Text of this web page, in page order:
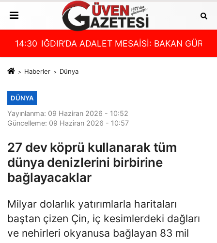
4 YILDIR ÇÖZÜLEMEYEN CİNAYET
13:36 IĞDIR İL ÖZEL İDARESİ’NDEN KÖYLERDE
Haberler Dünya
DÜNYA
Yayınlanma: 09 Haziran 2026 - 10:52
Güncelleme: 09 Haziran 2026 - 10:57
27 dev köprü kullanarak tüm
dünya denizlerini birbirine
bağlayacaklar
Milyar dolarlık yatırımlarla haritaları
baştan çizen Çin, iç kesimlerdeki dağları
ve nehirleri okyanusa bağlayan 83 mil